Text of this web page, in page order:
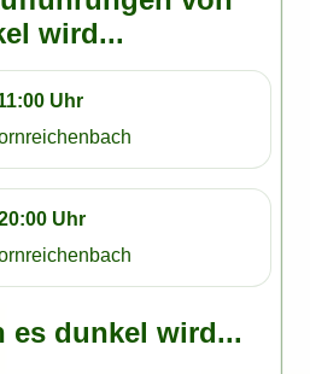
wird...
Uhr
Uhr
es dunkel wird...